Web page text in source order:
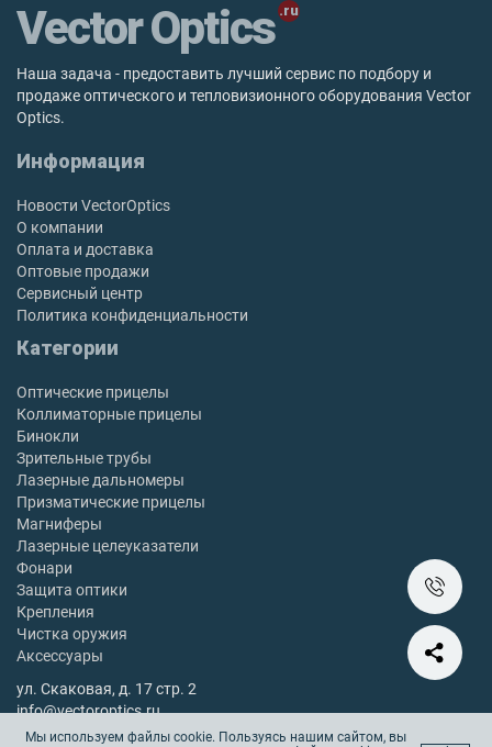
Vector Optics
Наша задача - предоставить лучший сервис по подбору и
продаже оптического и тепловизионного оборудования Vector
Optics.
Информация
Новости VectorOptics
О компании
Оплата и доставка
Оптовые продажи
Сервисный центр
Политика конфиденциальности
Категории
Оптические прицелы
Коллиматорные прицелы
Бинокли
Зрительные трубы
Лазерные дальномеры
Призматические прицелы
Магниферы
Лазерные целеуказатели
Фонари
Защита оптики
Крепления
Чистка оружия
Аксессуары
ул. Скаковая, д. 17 стр. 2
info@vectoroptics.ru
8 (800) 222-98-82
Мы используем файлы cookie. Пользуясь нашим сайтом, вы